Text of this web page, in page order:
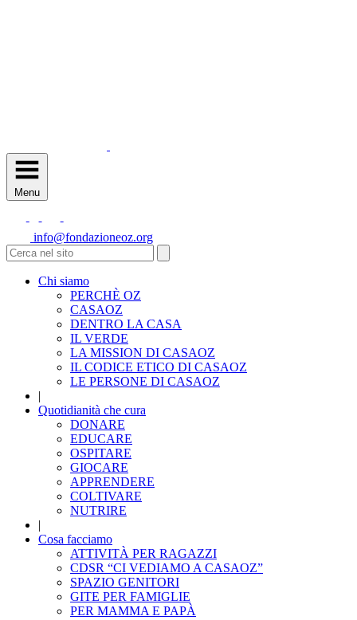
Menu
info@fondazioneoz.org
Chi siamo
PERCHÈ OZ
CASAOZ
DENTRO LA CASA
IL VERDE
LA MISSION DI CASAOZ
IL CODICE ETICO DI CASAOZ
LE PERSONE DI CASAOZ
|
Quotidianità che cura
DONARE
EDUCARE
OSPITARE
GIOCARE
APPRENDERE
COLTIVARE
NUTRIRE
|
Cosa facciamo
ATTIVITÀ PER RAGAZZI
CDSR “CI VEDIAMO A CASAOZ”
SPAZIO GENITORI
GITE PER FAMIGLIE
PER MAMMA E PAPÀ